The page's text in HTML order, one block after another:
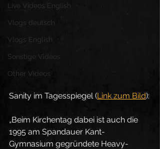
Live Videos English
Vlogs deutsch
Vlogs English
Sonstige Videos
Other Videos
Sanity im Tagesspiegel (Link zum Bild):
„Beim Kirchentag dabei ist auch die
1995 am Spandauer Kant-
Gymnasium gegründete Heavy-